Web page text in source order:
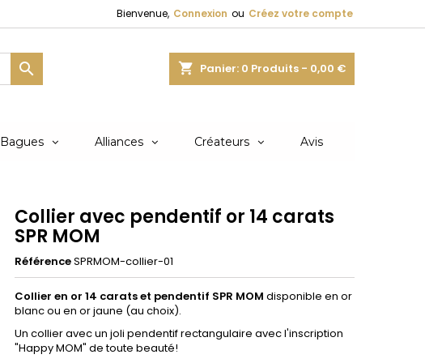
Bienvenue, Connexion ou Créez votre compte
shopping_cart Panier: 0 Produits - 0,00 €

Bagues Alliances Créateurs Avis
Collier avec pendentif or 14 carats
SPR MOM
RéférenceSPRMOM-collier-01
Collier en or 14 carats et pendentif SPR MOM disponible en or
blanc ou en or jaune (au choix).
Un collier avec un joli pendentif rectangulaire avec l'inscription
"Happy MOM" de toute beauté!